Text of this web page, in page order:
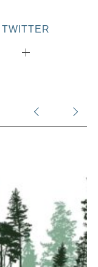
TWITTER